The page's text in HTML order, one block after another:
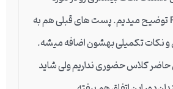
تکنیک های PTE توضیح میدیم. پست های قبلی هم به
و نکات تکمیلی بهشون اضافه میشه.
حاضر کلاس حضوری نداریم ولی شاید